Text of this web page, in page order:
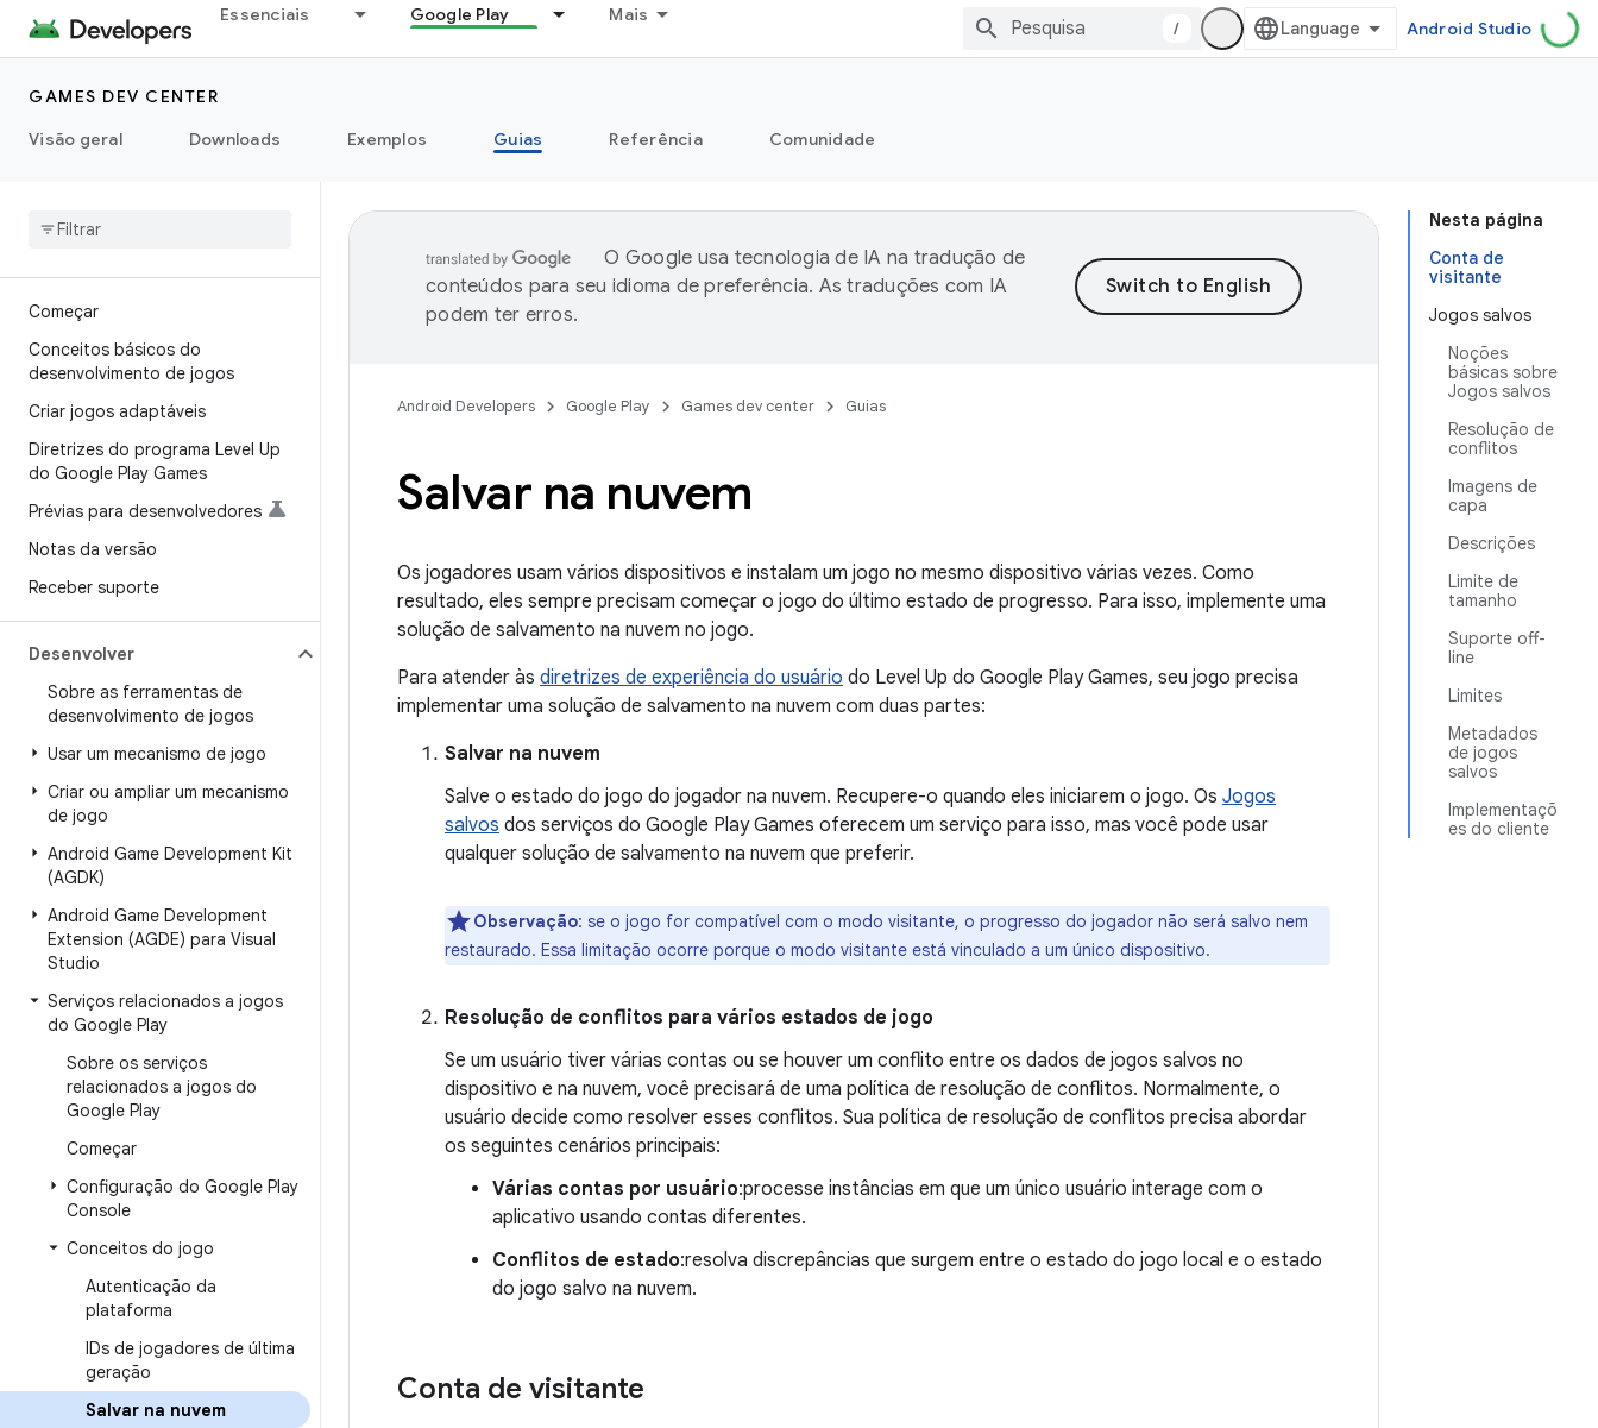
Essenciais Google Play Mais
/ Android Studio
GAMES DEV CENTER
Visão geral
Downloads Exemplos Guias Referência Comunidade
Começar
Conceitos básicos do
desenvolvimento de jogos
Criar jogos adaptáveis
Diretrizes do programa Level Up
do Google Play Games
Prévias para desenvolvedores
Notas da versão
Receber suporte
Desenvolver
Sobre as ferramentas de
desenvolvimento de jogos
Usar um mecanismo de jogo
Criar ou ampliar um mecanismo
de jogo
Android Game Development Kit
(AGDK)
Android Game Development
Extension (AGDE) para Visual
Studio
Serviços relacionados a jogos
do Google Play
Sobre os serviços
relacionados a jogos do
Google Play
Começar
Configuração do Google Play
Console
Conceitos do jogo
Autenticação da
plataforma
IDs de jogadores de última
geração
Salvar na nuvem
Nesta página
Conta de
visitante
Jogos salvos
Noções
básicas sobre
Jogos salvos
Resolução de
conflitos
Imagens de
capa
Descrições
Limite de
tamanho
Suporte off-
line
Limites
Metadados
de jogos
salvos
Implementaçõ
es do cliente
O Google usa tecnologia de IA na tradução de
conteúdos para seu idioma de preferência. As traduções com IA
podem ter erros.
Android Developers Google Play Games dev center Guias
Salvar na nuvem
Os jogadores usam vários dispositivos e instalam um jogo no mesmo dispositivo várias vezes. Como
resultado, eles sempre precisam começar o jogo do último estado de progresso. Para isso, implemente uma
solução de salvamento na nuvem no jogo.
Para atender às diretrizes de experiência do usuário do Level Up do Google Play Games, seu jogo precisa
implementar uma solução de salvamento na nuvem com duas partes:
Salvar na nuvem
Salve o estado do jogo do jogador na nuvem. Recupere-o quando eles iniciarem o jogo. Os Jogos
salvos dos serviços do Google Play Games oferecem um serviço para isso, mas você pode usar
qualquer solução de salvamento na nuvem que preferir.
Observação: se o jogo for compatível com o modo visitante, o progresso do jogador não será salvo nem
restaurado. Essa limitação ocorre porque o modo visitante está vinculado a um único dispositivo.
Resolução de conflitos para vários estados de jogo
Se um usuário tiver várias contas ou se houver um conflito entre os dados de jogos salvos no
dispositivo e na nuvem, você precisará de uma política de resolução de conflitos. Normalmente, o
usuário decide como resolver esses conflitos. Sua política de resolução de conflitos precisa abordar
os seguintes cenários principais:
Várias contas por usuário:processe instâncias em que um único usuário interage com o
aplicativo usando contas diferentes.
Conflitos de estado:resolva discrepâncias que surgem entre o estado do jogo local e o estado
do jogo salvo na nuvem.
Conta de visitante